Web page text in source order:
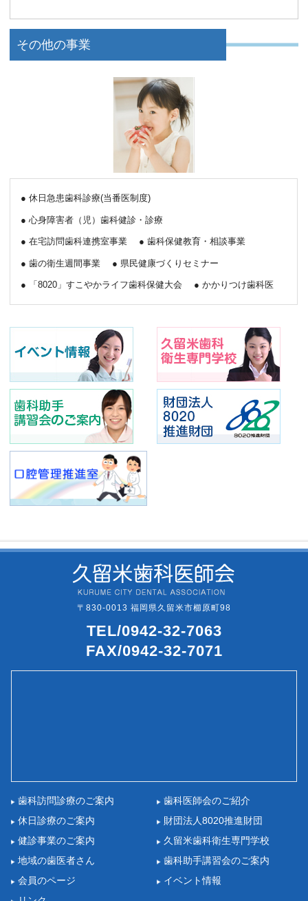
その他の事業
休日急患歯科診療(当番医制度)
心身障害者（児）歯科健診・診療
在宅訪問歯科連携室事業 歯科保健教育・相談事業
歯の衛生週間事業 県民健康づくりセミナー
「8020」すこやかライフ歯科保健大会 かかりつけ歯科医
〒830-0013 福岡県久留米市櫛原町98
TEL/0942-32-7063
FAX/0942-32-7071
歯科訪問診療のご案内
歯科医師会のご紹介
休日診療のご案内
財団法人8020推進財団
健診事業のご案内
久留米歯科衛生専門学校
地域の歯医者さん
歯科助手講習会のご案内
会員のページ
イベント情報